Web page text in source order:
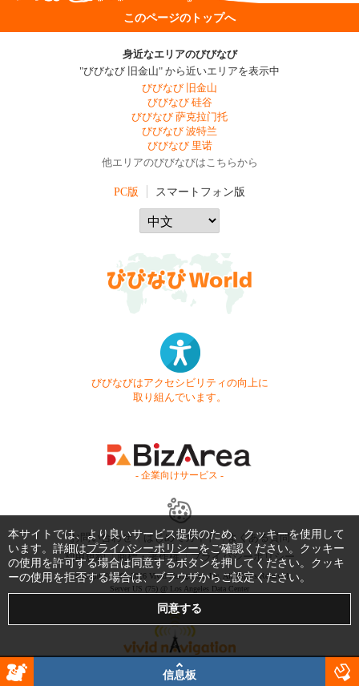
このページのトップへ
身近なエリアのびびなび
"びびなび 旧金山" から近いエリアを表示中
びびなび 旧金山
びびなび 硅谷
びびなび 萨克拉门托
びびなび 波特兰
びびなび 里诺
他エリアのびびなびはこちらから
PC版 スマートフォン版
びびなびはアクセシビリティの向上に
取り組んでいます。
- 企業向けサービス -
お問い合わせ はじめてガイド
よくある質問
利用規約
商標・著作権 プライバシーポリシー
Copyright © 1999-2026 Vivid Navigation, Inc. All Rights Reserved.
Server US (75) @ Los Angeles Data Center
信息板
本サイトでは、より良いサービス提供のため、クッキーを使用して
います。詳細はプライバシーポリシーをご確認ください。クッキー
の使用を許可する場合は同意するボタンを押してください。クッキ
ーの使用を拒否する場合は、ブラウザからご設定ください。